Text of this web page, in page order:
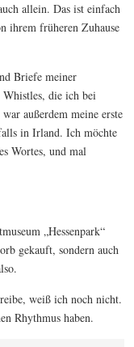
allein. Das ist einfach
ihrem früheren Zuhause
Briefe meiner
die ich bei
außerdem meine erste
in Irland. Ich möchte
Wortes, und mal
„Hessenpark“
gekauft, sondern auch
weiß ich noch nicht.
Rhythmus haben.